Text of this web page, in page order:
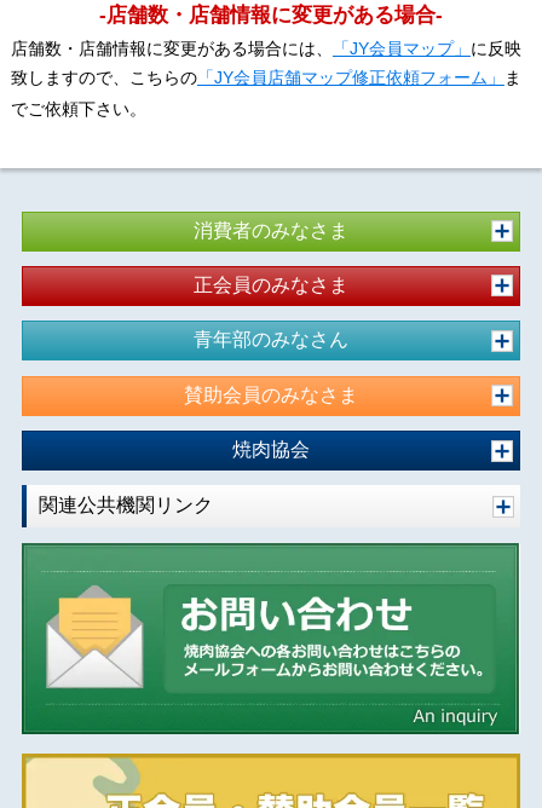
-店舗数・店舗情報に変更がある場合-
店舗数・店舗情報に変更がある場合には、 「JY会員マップ」 に反映
致しますので、こちらの「JY会員店舗マップ修正依頼フォーム」
ま
でご依頼下さい。
消費者のみなさま
正会員のみなさま
青年部のみなさん
賛助会員のみなさま
焼肉協会
関連公共機関リンク